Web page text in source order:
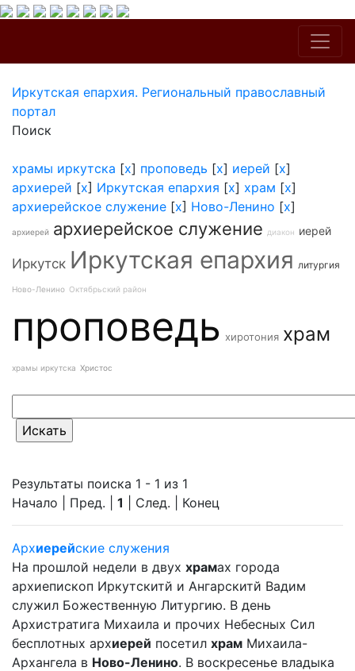
Иркутская епархия. Региональный православный
портал
Поиск
храмы иркутска [x] проповедь [x] иерей [x]
архиерей [x] Иркутская епархия [x] храм [x]
архиерейское служение [x] Ново-Ленино [x]
архиерей архиерейское служение диакон иерей
Иркутск Иркутская епархия литургия
Ново-Ленино Октябрьский район
проповедь хиротония храм
храмы иркутска Христос
Результаты поиска 1 - 1 из 1
Начало | Пред. | 1 | След. | Конец
Архиерейские служения
На прошлой недели в двух храмах города
архиепископ Иркутскитй и Ангарскитй Вадим
служил Божественную Литургию. В день
Архистратига Михаила и прочих Небесных Сил
бесплотных архиерей посетил храм Михаила-
Архангела в Ново-Ленино. В воскресенье владыка